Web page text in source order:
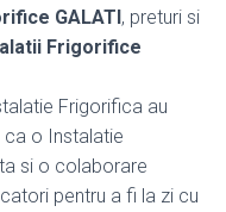
GALATI, preturi si
Frigorifice
Frigorifica au
o Instalatie
si o colaborare
pentru a fi la zi cu